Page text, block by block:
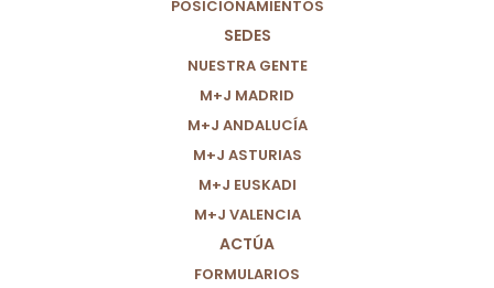
POSICIONAMIENTOS
SEDES
NUESTRA GENTE
M+J MADRID
M+J ANDALUCÍA
M+J ASTURIAS
M+J EUSKADI
M+J VALENCIA
ACTÚA
FORMULARIOS
Condiciones Dignas